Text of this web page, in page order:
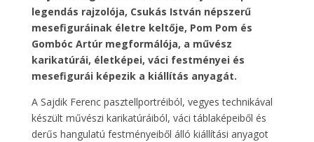
legendás rajzolója, Csukás István népszerű
mesefiguráinak életre keltője, Pom Pom és
Gombóc Artúr megformálója, a művész
karikatúrái, életképei, váci festményei és
mesefigurái képezik a kiállítás anyagát.
A Sajdik Ferenc pasztellportréiból, vegyes technikával
készült művészi karikatúráiból, váci táblaképeiből és
derűs hangulatú festményeiből álló kiállítási anyagot